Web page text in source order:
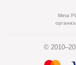
Meta
©